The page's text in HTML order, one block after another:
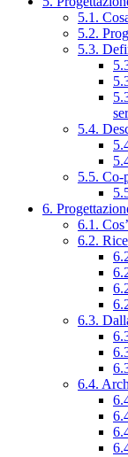
5.1.
5.2.
5.3.
5.4.
5.5. Co-
6.
6.1.
6.2.
6.3.
6.4.